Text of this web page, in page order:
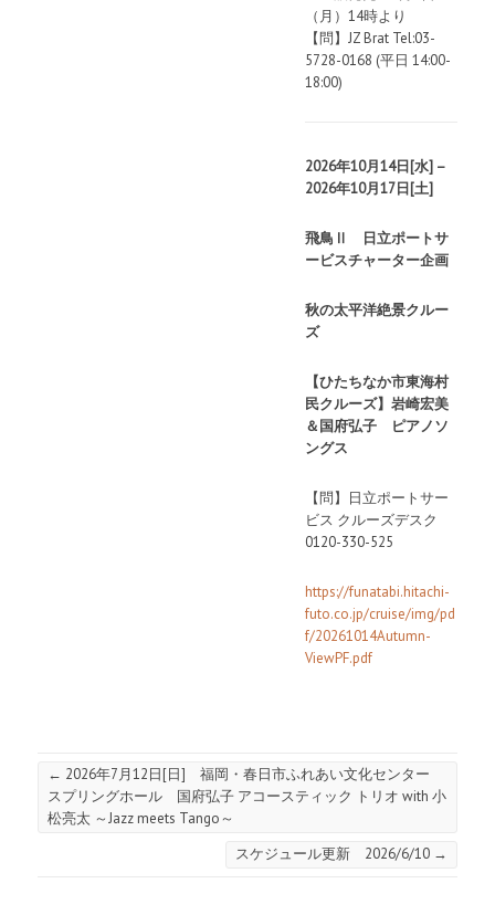
（月）14時より
【問】JZ Brat Tel:03-
5728-0168 (平日 14:00-
18:00)
2026年10月14日[水]–
2026年10月17日[土]
飛鳥Ⅱ 日立ポートサ
ービスチャーター企画
秋の太平洋絶景クルー
ズ
【ひたちなか市東海村
民クルーズ】岩崎宏美
＆国府弘子 ピアノソ
ングス
【問】日立ポートサー
ビス クルーズデスク
0120-330-525
https://funatabi.hitachi-
futo.co.jp/cruise/img/pd
f/20261014Autumn-
ViewPF.pdf
← 2026年7月12日[日] 福岡・春日市ふれあい文化センター
スプリングホール 国府弘子 アコースティック トリオ with 小
松亮太 ～Jazz meets Tango～
スケジュール更新 2026/6/10 →